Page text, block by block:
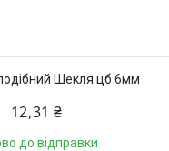
Шекля цб 6мм
12,31 ₴
до відправки